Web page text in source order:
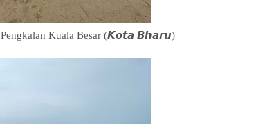
Pengkalan Kuala Besar (𝙆𝙤𝙩𝙖 𝘽𝙝𝙖𝙧𝙪)